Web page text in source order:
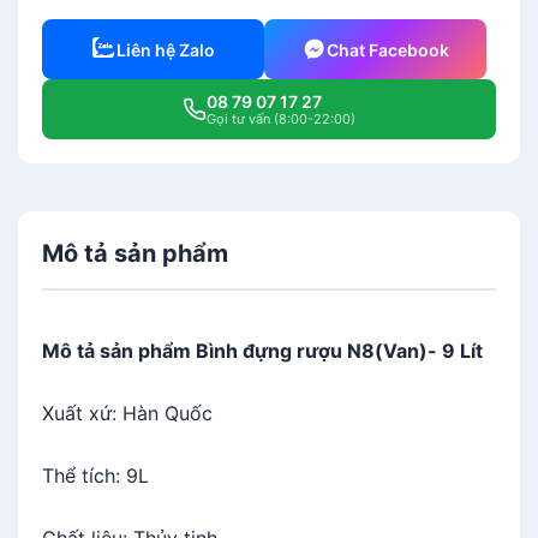
Liên hệ Zalo Chat Facebook
08 79 07 17 27
Gọi tư vấn (8:00-22:00)
Mô tả sản phẩm
Mô tả sản phẩm Bình đựng rượu N8(Van)- 9 Lít
Xuất xứ: Hàn Quốc
Thể tích: 9L